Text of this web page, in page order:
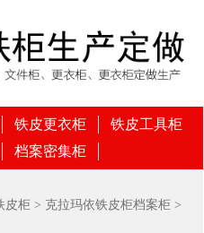
铁皮更衣柜
铁皮工具柜
档案密集柜
皮柜 > 克拉玛依铁皮柜档案柜 >